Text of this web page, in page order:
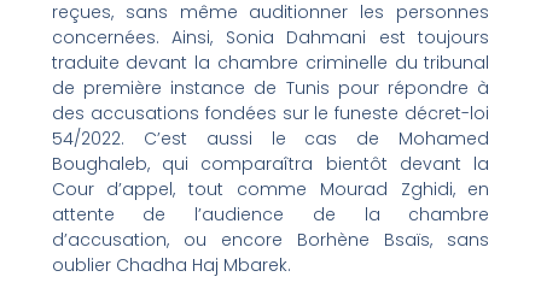
reçues, sans même auditionner les personnes
concernées. Ainsi, Sonia Dahmani est toujours
traduite devant la chambre criminelle du tribunal
de première instance de Tunis pour répondre à
des accusations fondées sur le funeste décret-loi
54/2022. C’est aussi le cas de Mohamed
Boughaleb, qui comparaîtra bientôt devant la
Cour d’appel, tout comme Mourad Zghidi, en
attente de l’audience de la chambre
d’accusation, ou encore Borhène Bsaïs, sans
oublier Chadha Haj Mbarek.